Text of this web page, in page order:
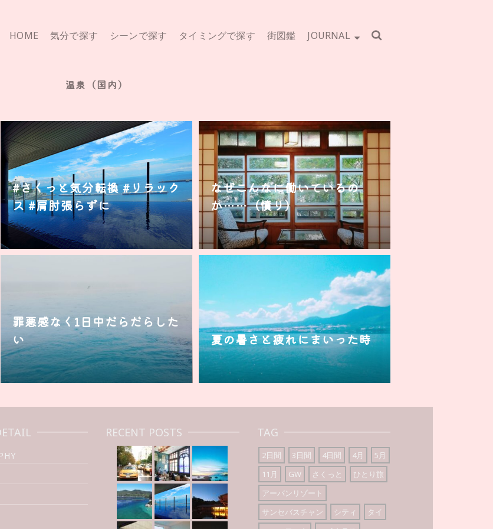
HOME 気分で探す シーンで探す タイミングで探す 街図鑑 JOURNAL
温泉（国内）
#さくっと気分転換 #リラック
ス #肩肘張らずに
なぜこんなに働いているの
か……（憤り）
罪悪感なく1日中だらだらした
い
夏の暑さと疲れにまいった時
RECENT POSTS TAG
2日間 3日間 4日間 4月
5月
11月
GW さくっと
ひとり旅
アーバンリゾート
サンセバスチャン
シティ
タイ